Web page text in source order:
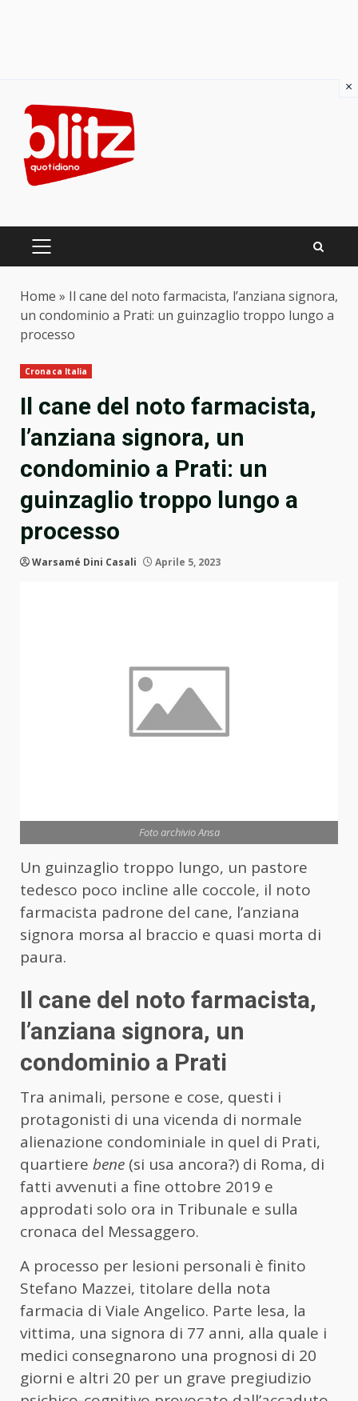
content
PRIMARY
Home » Il cane del noto farmacista, l’anziana signora,
un condominio a Prati: un guinzaglio troppo lungo a
processo
Cronaca Italia
Il cane del noto farmacista,
l’anziana signora, un
condominio a Prati: un
guinzaglio troppo lungo a
processo
Warsamé Dini Casali Aprile 5, 2023
Foto archivio Ansa
Un guinzaglio troppo lungo, un pastore
tedesco poco incline alle coccole, il noto
farmacista padrone del cane, l’anziana
signora morsa al braccio e quasi morta di
paura.
Il cane del noto farmacista,
l’anziana signora, un
condominio a Prati
Tra animali, persone e cose, questi i
protagonisti di una vicenda di normale
alienazione condominiale in quel di Prati,
quartiere bene (si usa ancora?) di Roma, di
fatti avvenuti a fine ottobre 2019 e
approdati solo ora in Tribunale e sulla
cronaca del Messaggero.
A processo per lesioni personali è finito
Stefano Mazzei, titolare della nota
farmacia di Viale Angelico. Parte lesa, la
vittima, una signora di 77 anni, alla quale i
medici consegnarono una prognosi di 20
giorni e altri 20 per un grave pregiudizio
×